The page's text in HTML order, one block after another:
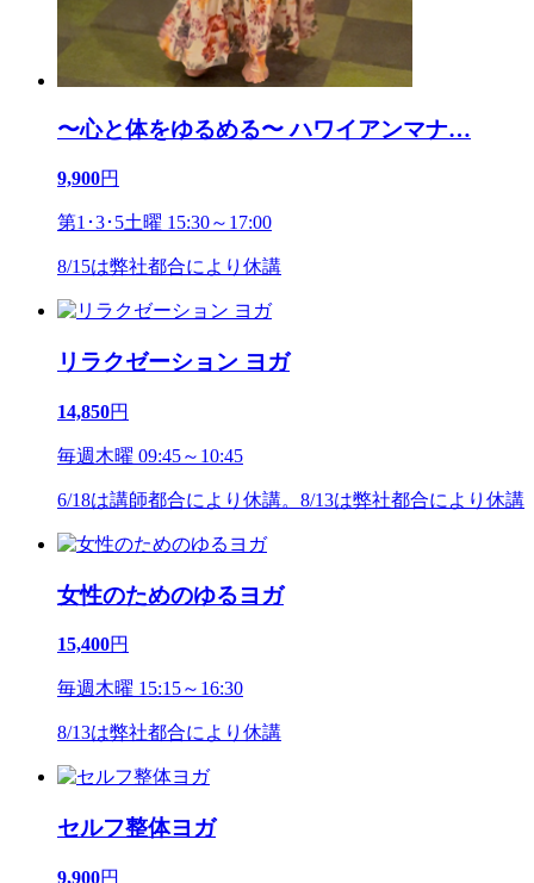
〜心と体をゆるめる〜 ハワイアンマナ…
9,900円
第1･3･5土曜 15:30～17:00
8/15は弊社都合により休講
リラクゼーション ヨガ
14,850円
毎週木曜 09:45～10:45
6/18は講師都合により休講。8/13は弊社都合により休講
女性のためのゆるヨガ
15,400円
毎週木曜 15:15～16:30
8/13は弊社都合により休講
セルフ整体ヨガ
9,900円